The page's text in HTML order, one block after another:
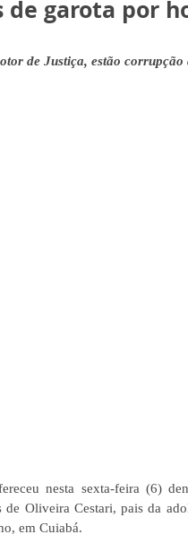
de garota por
de Justiça, estão
nesta sexta-feira (6)
de Oliveira Cestari, pais da
em Cuiabá.